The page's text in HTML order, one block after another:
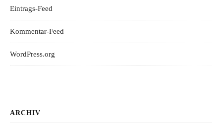
Eintrags-Feed
Kommentar-Feed
WordPress.org
ARCHIV